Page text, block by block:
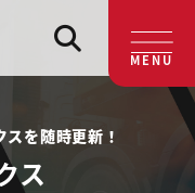
MENU
を随時更新！
ス